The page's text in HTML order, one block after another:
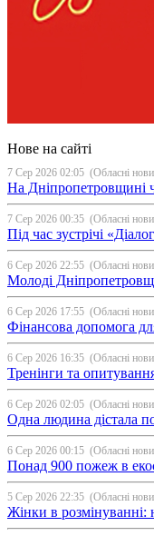
Нове на сайті
7 Сер 2026 02:05 (Обласні
На Дніпропетровщині
7 Сер 2026 00:35 (Обласні
Під час зустрічі
6 Сер 2026 22:55 (Обласні
Молоді
6 Сер 2026 17:55 (Обласні
Фінансова допомога
6 Сер 2026 16:35 (Обласні
Тренінги та
6 Сер 2026 02:05 (Обласні
Одна людина дістала
6 Сер 2026 00:15 (Обласні
Понад 900 пожеж в
5 Сер 2026 22:35 (Обласні
Жінки в